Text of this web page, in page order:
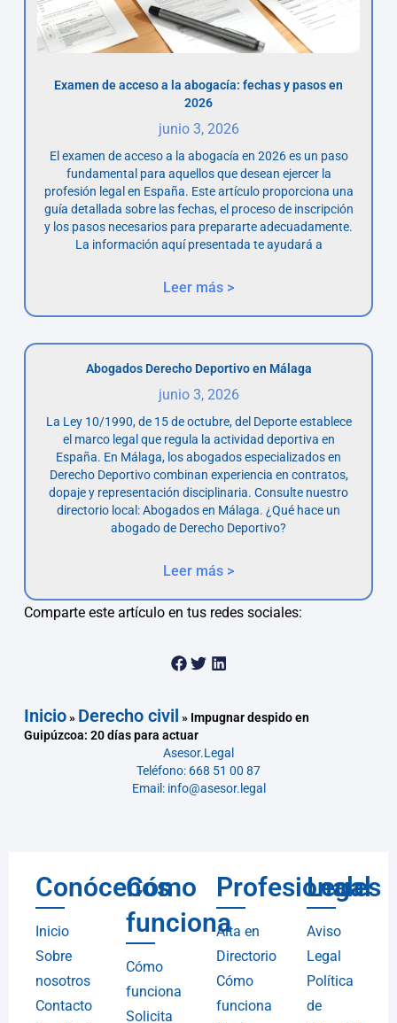
Examen de acceso a la abogacía: fechas y pasos en
2026
junio 3, 2026
El examen de acceso a la abogacía en 2026 es un paso
fundamental para aquellos que desean ejercer la
profesión legal en España. Este artículo proporciona una
guía detallada sobre las fechas, el proceso de inscripción
y los pasos necesarios para prepararte adecuadamente.
La información aquí presentada te ayudará a
Leer más >
Abogados Derecho Deportivo en Málaga
junio 3, 2026
La Ley 10/1990, de 15 de octubre, del Deporte establece
el marco legal que regula la actividad deportiva en
España. En Málaga, los abogados especializados en
Derecho Deportivo combinan experiencia en contratos,
dopaje y representación disciplinaria. Consulte nuestro
directorio local: Abogados en Málaga. ¿Qué hace un
abogado de Derecho Deportivo?
Leer más >
Comparte este artículo en tus redes sociales:
Inicio» Derecho civil » Impugnar despido en
Guipúzcoa: 20 días para actuar
Asesor.Legal
Teléfono: 668 51 00 87
Email: info@asesor.legal
Conócenos
Inicio
Sobre
nosotros
Contacto
Cómo
funciona
Cómo
funciona
Solicita
Profesionales
Alta en
Directorio
Cómo
funciona
Legal
Aviso
Legal
Política
de